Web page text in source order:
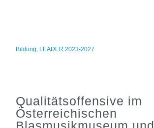
Bildung, LEADER 2023-2027
Qualitätsoffensive im
Österreichischen